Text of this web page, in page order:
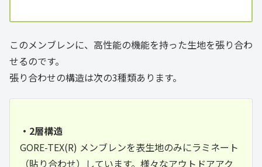
このメンブレンに、高性能の機能を持った生地を張り合わ
せるのです。
張り合わせの構造は次の3種類あります。
・2層構造
GORE-TEX(R) メンブレンを表生地のみにラミネート
（貼り合わせ）しています。様々なアウトドアアク